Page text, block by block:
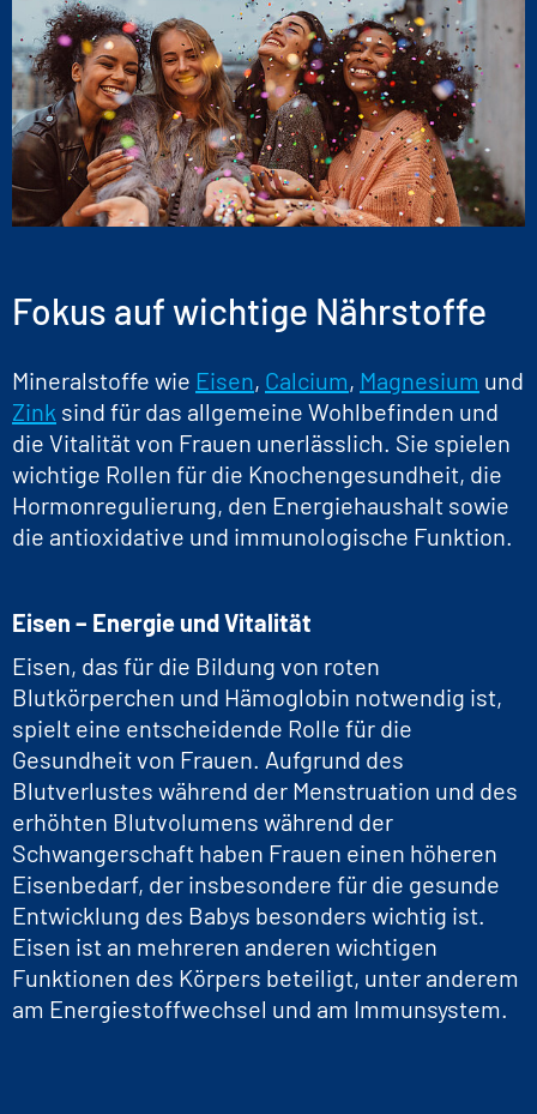
Fokus auf wichtige Nährstoffe
Mineralstoffe wie Eisen, Calcium, Magnesium und
Zink sind für das allgemeine Wohlbefinden und
die Vitalität von Frauen unerlässlich. Sie spielen
wichtige Rollen für die Knochengesundheit, die
Hormonregulierung, den Energiehaushalt sowie
die antioxidative und immunologische Funktion.
Eisen – Energie und Vitalität
Eisen, das für die Bildung von roten
Blutkörperchen und Hämoglobin notwendig ist,
spielt eine entscheidende Rolle für die
Gesundheit von Frauen. Aufgrund des
Blutverlustes während der Menstruation und des
erhöhten Blutvolumens während der
Schwangerschaft haben Frauen einen höheren
Eisenbedarf, der insbesondere für die gesunde
Entwicklung des Babys besonders wichtig ist.
Eisen ist an mehreren anderen wichtigen
Funktionen des Körpers beteiligt, unter anderem
am Energiestoffwechsel und am Immunsystem.